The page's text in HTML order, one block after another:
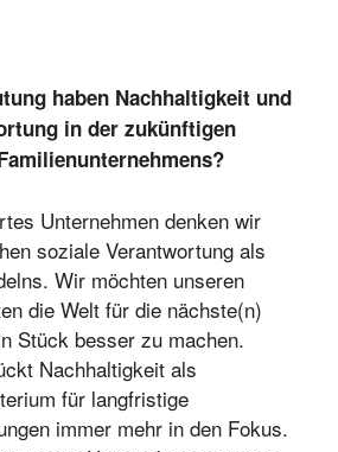
haben Nachhaltigkeit und
in der zukünftigen
Unternehmen denken wir
soziale Verantwortung als
Wir möchten unseren
die Welt für die nächste(n)
Stück besser zu machen.
Nachhaltigkeit als
für langfristige
immer mehr in den Fokus.